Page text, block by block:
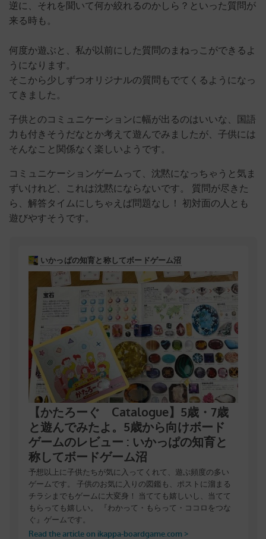
逆に、それを聞いて何か絞れるのかしら？といった質問が
来る時も。
何度か遊ぶと、私が以前にした質問のまねっこができるよ
うになります。
そこから少しずつオリジナルの質問もでてくるようになっ
てきました。
子供とのコミュニケーションに幅が出るのはいいな、国語
力も付きそうだなとか考えて遊んでみましたが、子供には
そんなこと関係なく楽しいようです。
コミュニケーションゲームって、沈黙になっちゃうと気ま
ずいけれど、これは沈黙にならないです。 質問が尽きた
ら、解答タイムにしちゃえば問題なし！ 初対面の人とも
遊びやすそうです。